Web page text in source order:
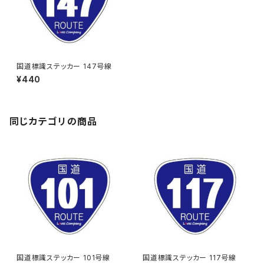
国道標識ステッカー 147号線
¥440
同じカテゴリの商品
国道標識ステッカー 101号線 国道標識ステッカー 117号線